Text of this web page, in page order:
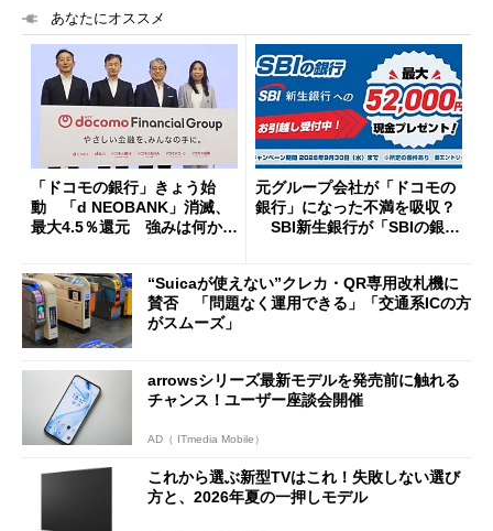
あなたにオススメ
「ドコモの銀行」きょう始
動 「d NEOBANK」消滅、
最大4.5％還元 強みは何か解
元グループ会社が「ドコモの
銀行」になった不満を吸収？
SBI新生銀行が「SBIの銀
開催
“Suicaが使えない”クレカ・QR専用改札機に
賛否 「問題なく運用できる」「交通系ICの方
がスムーズ」
arrowsシリーズ最新モデルを発売前に触れる
チャンス！ユーザー座談会開催
AD（ ITmedia Mobile）
これから選ぶ新型TVはこれ！失敗しない選び
方と、2026年夏の一押しモデル